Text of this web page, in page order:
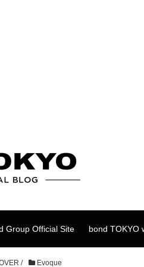
Group Official Site bond TOKYO
/ Evoque